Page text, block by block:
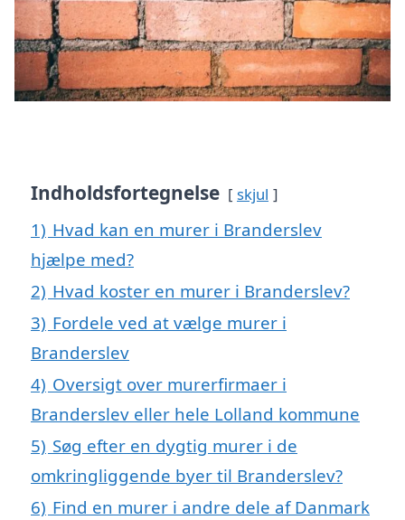
Indholdsfortegnelse skjul
1) Hvad kan en murer i Branderslev
hjælpe med?
2) Hvad koster en murer i Branderslev?
3) Fordele ved at vælge murer i
Branderslev
4) Oversigt over murerfirmaer i
Branderslev eller hele Lolland kommune
5) Søg efter en dygtig murer i de
omkringliggende byer til Branderslev?
6) Find en murer i andre dele af Danmark